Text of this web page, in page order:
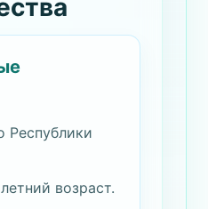
Республики
возраст.